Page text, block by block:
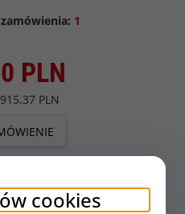
1
PLN
915.37 PLN
cookies